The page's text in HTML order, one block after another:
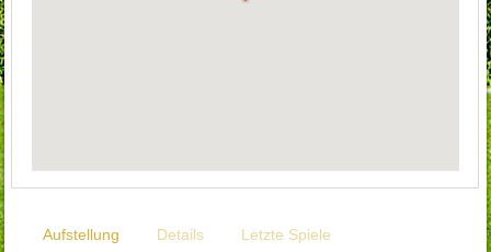
Aufstellung Details Letzte Spiele